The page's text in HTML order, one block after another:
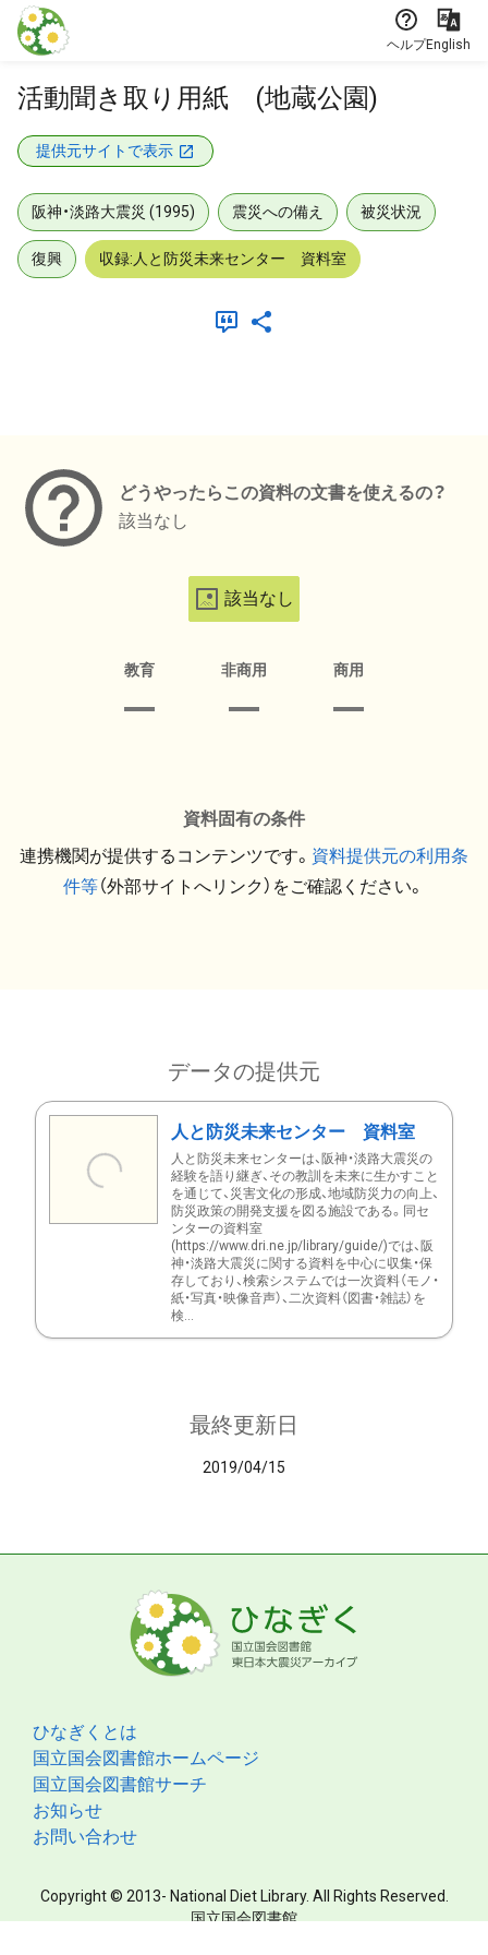
本文に飛ぶ
ヘルプEnglish
活動聞き取り用紙 (地蔵公園)
提供元サイトで表示
阪神・淡路大震災 (1995) 震災への備え 被災状況
復興 収録:人と防災未来センター 資料室
どうやったらこの資料の文書を使えるの？
該当なし
該当なし
教育 非商用 商用
資料固有の条件
連携機関が提供するコンテンツです。 資料提供元の利用条
件等（外部サイトへリンク）をご確認ください。
データの提供元
人と防災未来センター 資料室
人と防災未来センターは、阪神・淡路大震災の
経験を語り継ぎ、その教訓を未来に生かすこと
を通じて、災害文化の形成、地域防災力の向上、
防災政策の開発支援を図る施設である。同セ
ンターの資料室
(https://www.dri.ne.jp/library/guide/)では、阪
神・淡路大震災に関する資料を中心に収集・保
存しており、検索システムでは一次資料（モノ・
紙・写真・映像音声）、二次資料（図書・雑誌）を
検...
最終更新日
2019/04/15
ひなぎくとは
国立国会図書館ホームページ
国立国会図書館サーチ
お知らせ
お問い合わせ
Copyright © 2013- National Diet Library. All Rights Reserved.